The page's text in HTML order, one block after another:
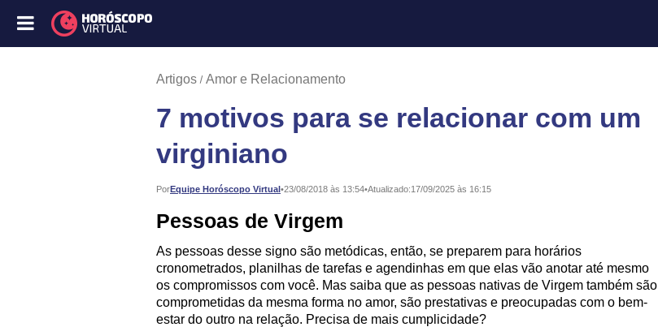
Artigos Amor e Relacionamento
7 motivos para se relacionar com um
virginiano
PorEquipe Horóscopo Virtual•
Publicado: 23/08/2018 às 13:54•Atualizado:17/09/2025 às 16:15
Pessoas de Virgem
As pessoas desse signo são metódicas, então, se preparem para horários
cronometrados, planilhas de tarefas e agendinhas em que elas vão anotar até mesmo
os compromissos com você. Mas saiba que as pessoas nativas de Virgem também são
comprometidas da mesma forma no amor, são prestativas e preocupadas com o bem-
estar do outro na relação. Precisa de mais cumplicidade?